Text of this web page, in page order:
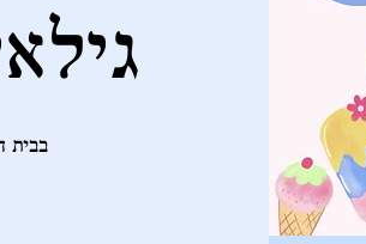
גילאי
בבית